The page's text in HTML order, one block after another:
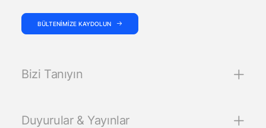
BÜLTENIMIZE KAYDOLUN
Bizi Tanıyın
Duyurular & Yayınlar